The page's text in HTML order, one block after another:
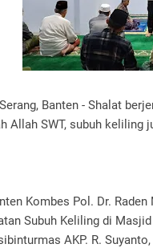
Banten - Shalat
Allah SWT, subuh keliling
Kombes Pol. Dr.
Subuh Keliling di
AKP. R.